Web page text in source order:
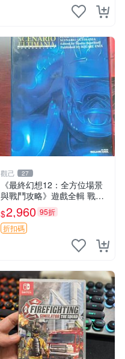
觀己 27
《最終幻想12：全方位場景
與戰鬥攻略》遊戲全輯 戰略
遊戲 攻略書 全景解析
$2,960 95折
折扣碼